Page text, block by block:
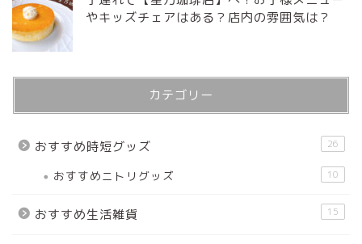
やキッズチェアはある？店内の雰囲気は？
カテゴリー
おすすめ時短グッズ 26
おすすめニトリグッズ 10
おすすめ生活雑貨 15